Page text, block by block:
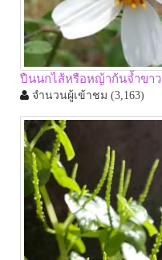
ปืนนกไส้หรือหญ้าก้นจ้ำขาว
จำนวนผู้เข้าชม (3,163)